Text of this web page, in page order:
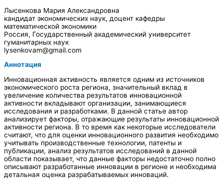
Лысенкова Мария Александровна
кандидат экономических наук, доцент кафедры
математической экономики
Россия, Государственный академический университет
гуманитарных наук
lysenkovam@gmail.com
Аннотация
Инновационная активность является одним из источников
экономического роста региона, значительный вклад в
увеличение количества результатов инновационной
активности вкладывают организации, занимающиеся
исследования и разработками. В данной статье автор
анализирует факторы, отражающие результаты инновационной
активности региона. В то время как некоторые исследователи
считают, что для оценки инновационного развития необходимо
учитывать производственные технологии, патенты и
публикации, анализ результатов исследований в данной
области показывает, что данные факторы недостаточно полно
описывают разработанные инновации в регионе и необходима
детальная оценка разрабатываемых инноваций.